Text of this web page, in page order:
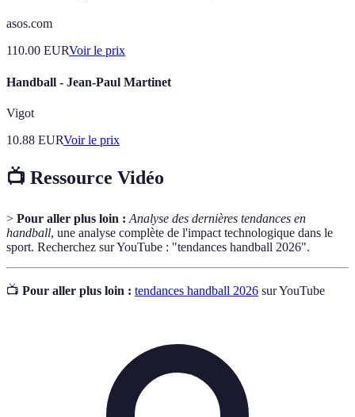
asos.com
110.00 EURVoir le prix
Handball - Jean-Paul Martinet
Vigot
10.88 EURVoir le prix
📺 Ressource Vidéo
> Pour aller plus loin : Analyse des dernières tendances en
handball, une analyse complète de l'impact technologique dans le
sport. Recherchez sur YouTube : "tendances handball 2026".
📺 Pour aller plus loin : tendances handball 2026 sur YouTube